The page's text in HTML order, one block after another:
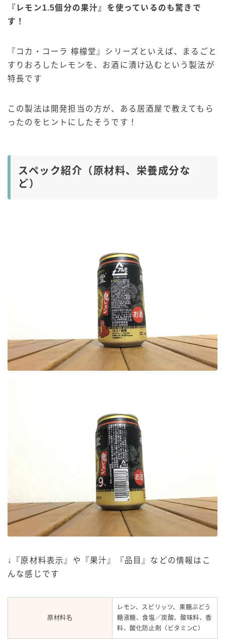
『レモン1.5個分の果汁』を使っているのも驚きで
す！
『コカ・コーラ 檸檬堂』シリーズといえば、まるごと
すりおろしたレモンを、お酒に漬け込むという製法が
特長です
この製法は開発担当の方が、ある居酒屋で教えてもら
ったのをヒントにしたそうです！
スペック紹介（原材料、栄養成分な
ど）
↓『原材料表示』や『果汁』『品目』などの情報はこ
んな感じです
原材料名
レモン、スピリッツ、果糖ぶどう
糖液糖、食塩／炭酸、酸味料、香
料、酸化防止剤（ビタミンC）